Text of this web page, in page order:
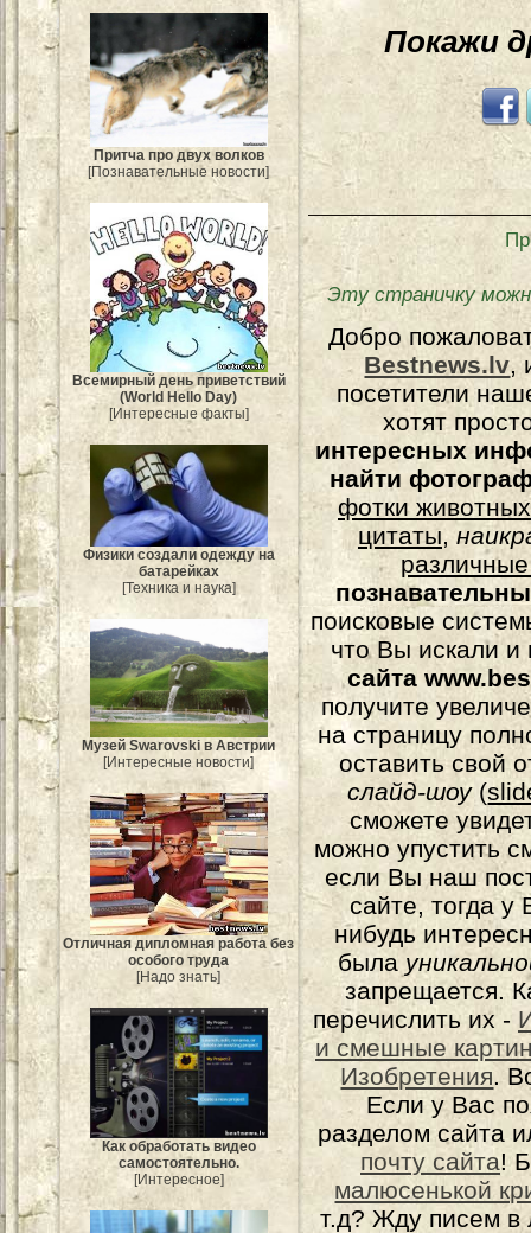
Притча про двух волков
[Познавательные новости]
Всемирный день приветствий
(World Hello Day)
[Интересные факты]
Физики создали одежду на
батарейках
[Техника и наука]
Музей Swarovski в Австрии
[Интересные новости]
Отличная дипломная работа без
особого труда
[Надо знать]
Как обработать видео
самостоятельно.
[Интересное]
Покажи
Эту страничку
Добро
Bestnews.lv,
посетители
хотят
интересных
найти
фотки животных
цитаты,
поисковые
что Вы искали и
сайта
получите
на страницу
оставить свой
слайд-шоу(
сможете
можно упустить
если Вы наш
сайте, тогда у
нибудь
была
запрещается.
перечислить их -
и смешные
Изобретения.
Если у Вас
разделом сайта
почту сайта!
малюсенькой
т.д? Жду писем в